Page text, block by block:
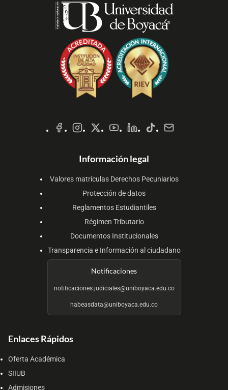
Sociales
Información legal
Valores matrículas Derechos Pecuniarios
Protección de datos
Reglamentos Estudiantiles
Régimen Tributario
Documentos Institucionales
Transparencia e Información al ciudadano
Notificaciones
notificaciones.judiciales@uniboyaca.edu.co
habeasdata@uniboyaca.edu.co
Enlaces Rápidos
Oferta Académica
SIIUB
Admisiones